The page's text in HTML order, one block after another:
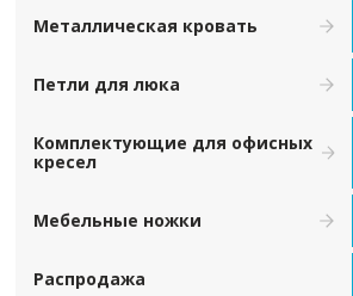
Металлическая кровать
Петли для люка
Комплектующие для офисных
кресел
Мебельные ножки
Распродажа